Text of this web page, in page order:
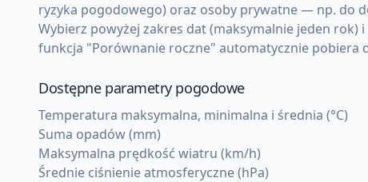
ryzyka pogodowego) oraz osoby prywatne — np. do
Wybierz powyżej zakres dat (maksymalnie jeden
funkcja "Porównanie roczne" automatycznie pobiera
Dostępne parametry pogodowe
Temperatura maksymalna, minimalna i średnia (°C)
Suma opadów (mm)
Maksymalna prędkość wiatru (km/h)
Średnie ciśnienie atmosferyczne (hPa)